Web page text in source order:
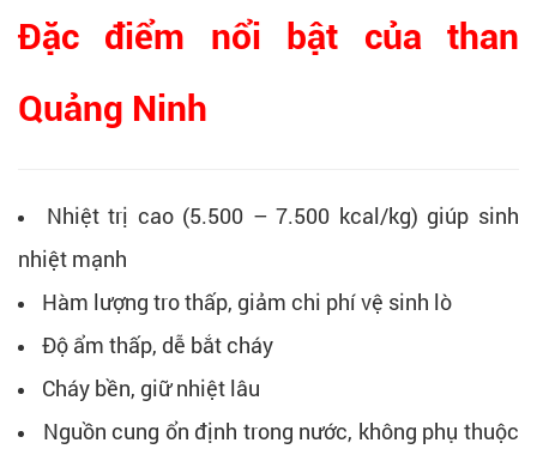
Đặc điểm nổi bật của than
Quảng Ninh
Nhiệt trị cao (5.500 – 7.500 kcal/kg) giúp sinh
nhiệt mạnh
Hàm lượng tro thấp, giảm chi phí vệ sinh lò
Độ ẩm thấp, dễ bắt cháy
Cháy bền, giữ nhiệt lâu
Nguồn cung ổn định trong nước, không phụ thuộc